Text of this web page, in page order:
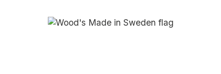
med många traditionella lösningar.